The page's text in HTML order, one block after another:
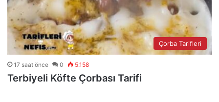
Çorba Tarifleri
17 saat önce 0 5.158
Terbiyeli Köfte Çorbası Tarifi